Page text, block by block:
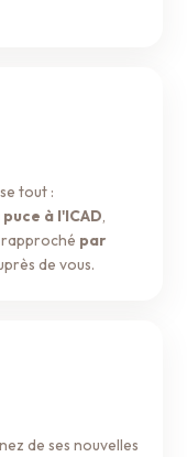
tout :
à l'ICAD,
rapproché par
de vous.
de ses nouvelles